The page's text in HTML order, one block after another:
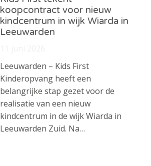
koopcontract voor nieuw
kindcentrum in wijk Wiarda in
Leeuwarden
Leeuwarden – Kids First
Kinderopvang heeft een
belangrijke stap gezet voor de
realisatie van een nieuw
kindcentrum in de wijk Wiarda in
Leeuwarden Zuid. Na…